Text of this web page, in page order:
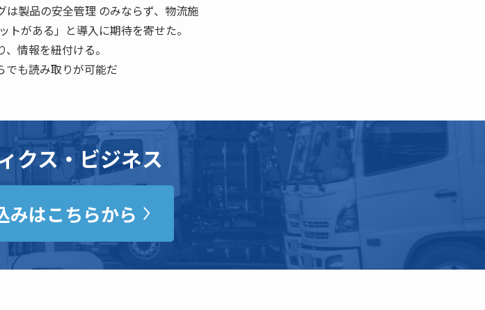
製品の安全管理 のみならず、物流施
がある」と導入に期待を寄せた。
情報を紐付ける。
でも読み取りが可能だ
クス・ビジネス
みはこちらから